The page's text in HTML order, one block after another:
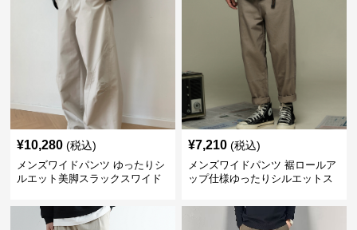
¥10,280 (税込)
メンズワイドパンツ ゆったりシ
ルエット美脚スラックスワイド
¥7,210 (税込)
メンズワイドパンツ 裾ロールア
ップ仕様ゆったりシルエットス